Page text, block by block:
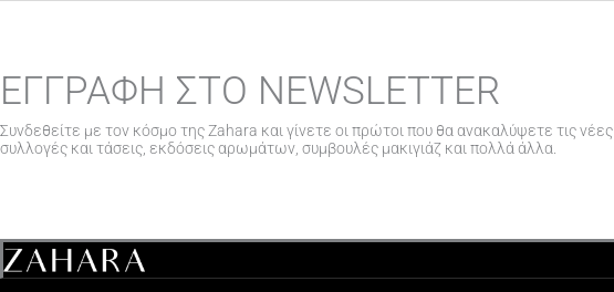
ΕΓΓΡΑΦΗ ΣΤΟ NEWSLETTER
Συνδεθείτε με τον κόσμο της Zahara και γίνετε οι πρώτοι που θα ανακαλύψετε τις νέες
συλλογές και τάσεις, εκδόσεις αρωμάτων, συμβουλές μακιγιάζ και πολλά άλλα.